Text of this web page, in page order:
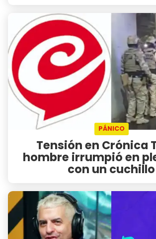
PÁNICO
Tensión en Crónica
hombre irrumpió en
con un cuchillo